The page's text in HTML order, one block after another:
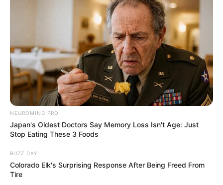
BO-105 Penerbad dengan etalase FN HMP dalam pameran
ABRI tahun 1995
NEUROMIND PRO
Japan's Oldest Doctors Say Memory Loss Isn't Age: Just
Stop Eating These 3 Foods
BUZZ DAY
Colorado Elk's Surprising Response After Being Freed From
Tire